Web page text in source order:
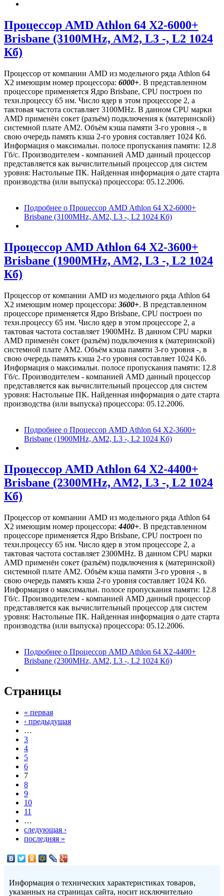
Процессор AMD Athlon 64 X2-6000+
Brisbane (3100MHz, AM2, L3 -, L2 1024
Кб)
Процессор от компании AMD из модельного ряда Athlon 64
X2 имеющим номер процессора: 6000+. В представленном
процессоре применяется Ядро Brisbane, CPU построен по
техн.процессу 65 нм. Число ядер в этом процессоре 2, а
тактовая частота составляет 3100MHz. В данном CPU марки
AMD применён сокет (разъём) подключения к (материнской)
системной плате AM2. Объём кэша памяти 3-го уровня -, в
свою очередь память кэша 2-го уровня составляет 1024 Кб.
Информация о максимальн. полосе пропускания памяти: 12.8
Гб/с. Производителем - компанией AMD данный процессор
представляется как вычислительный процессор для систем
уровня: Настольные ПК. Найденная информация о дате старта
производства (или выпуска) процессора: 05.12.2006.
Подробнее о Процессор AMD Athlon 64 X2-6000+
Brisbane (3100MHz, AM2, L3 -, L2 1024 Кб)
Процессор AMD Athlon 64 X2-3600+
Brisbane (1900MHz, AM2, L3 -, L2 1024
Кб)
Процессор от компании AMD из модельного ряда Athlon 64
X2 имеющим номер процессора: 3600+. В представленном
процессоре применяется Ядро Brisbane, CPU построен по
техн.процессу 65 нм. Число ядер в этом процессоре 2, а
тактовая частота составляет 1900MHz. В данном CPU марки
AMD применён сокет (разъём) подключения к (материнской)
системной плате AM2. Объём кэша памяти 3-го уровня -, в
свою очередь память кэша 2-го уровня составляет 1024 Кб.
Информация о максимальн. полосе пропускания памяти: 12.8
Гб/с. Производителем - компанией AMD данный процессор
представляется как вычислительный процессор для систем
уровня: Настольные ПК. Найденная информация о дате старта
производства (или выпуска) процессора: 05.12.2006.
Подробнее о Процессор AMD Athlon 64 X2-3600+
Brisbane (1900MHz, AM2, L3 -, L2 1024 Кб)
Процессор AMD Athlon 64 X2-4400+
Brisbane (2300MHz, AM2, L3 -, L2 1024
Кб)
Процессор от компании AMD из модельного ряда Athlon 64
X2 имеющим номер процессора:4400+. В представленном
процессоре применяется Ядро Brisbane, CPU построен по
техн.процессу 65 нм. Число ядер в этом процессоре 2, а
тактовая частота составляет 2300MHz. В данном CPU марки
AMD применён сокет (разъём) подключения к (материнской)
системной плате AM2. Объём кэша памяти 3-го уровня -, в
свою очередь память кэша 2-го уровня составляет 1024 Кб.
Информация о максимальн. полосе пропускания памяти: 12.8
Гб/с. Производителем - компанией AMD данный процессор
представляется как вычислительный процессор для систем
уровня: Настольные ПК. Найденная информация о дате старта
производства (или выпуска) процессора: 05.12.2006.
Подробнее о Процессор AMD Athlon 64 X2-4400+
Brisbane (2300MHz, AM2, L3 -, L2 1024 Кб)
Страницы
« первая
‹ предыдущая
…
3
4
5
6
7
8
9
10
11
…
следующая ›
последняя »
Информация о технических характеристиках товаров,
указанных на страницах сайта, носит исключительно